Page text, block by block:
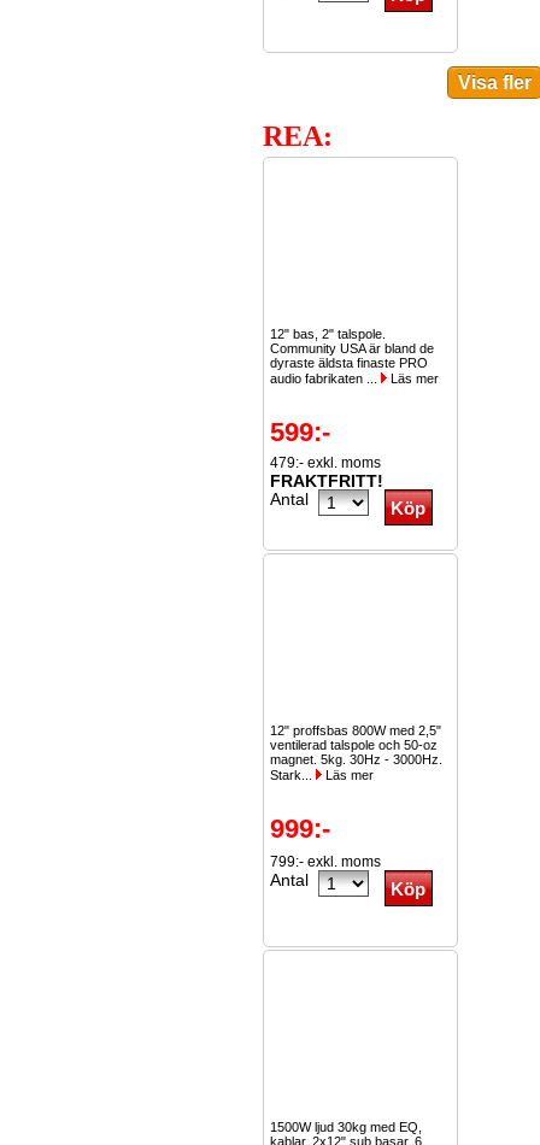
REA:
12" bas, 2" talspole.
Community USA är bland de
dyraste äldsta finaste PRO
audio fabrikaten ...
Läs mer
599:-
479:- exkl. moms
FRAKTFRITT!
Antal
12" proffsbas 800W med 2,5"
ventilerad talspole och 50-oz
magnet. 5kg. 30Hz - 3000Hz.
Stark...
Läs mer
999:-
799:- exkl. moms
Antal
1500W ljud 30kg med EQ,
kablar, 2x12" sub basar, 6